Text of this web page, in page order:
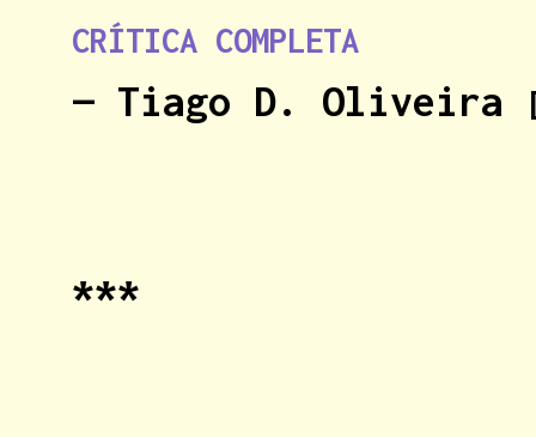
CRÍTICA COMPLETA
— Tiago D. Oliveira
***